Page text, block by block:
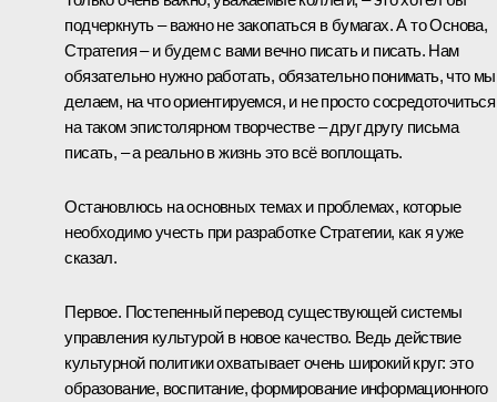
подчеркнуть – важно не закопаться в бумагах. А то Основа,
Стратегия – и будем с вами вечно писать и писать. Нам
обязательно нужно работать, обязательно понимать, что мы
делаем, на что ориентируемся, и не просто сосредоточиться
на таком эпистолярном творчестве – друг другу письма
писать, – а реально в жизнь это всё воплощать.
Остановлюсь на основных темах и проблемах, которые
необходимо учесть при разработке Стратегии, как я уже
сказал.
Первое. Постепенный перевод существующей системы
управления культурой в новое качество. Ведь действие
культурной политики охватывает очень широкий круг: это
образование, воспитание, формирование информационного